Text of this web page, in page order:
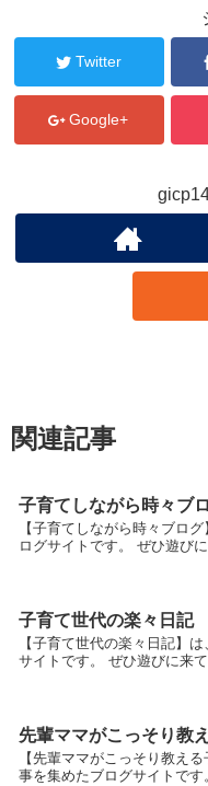
Twitter
Google+
関連記事
子育てしながら時々ブ
【子育てしながら時々ブロ
ログサイトです。 ぜひ遊びに
子育て世代の楽々日記
【子育て世代の楽々日記】
サイトです。 ぜひ遊びに来て
先輩ママがこっそり教
【先輩ママがこっそり教え
事を集めたブログサイトです